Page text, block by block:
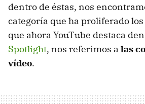
dentro de éstas, nos
categoría que ha proliferado
que ahora YouTube destaca
Spotlight, nos referimos a las
vídeo.